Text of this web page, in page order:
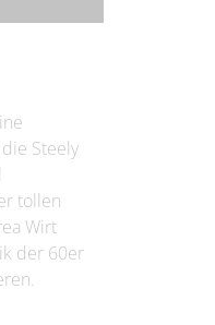
Steely
tollen
Wirt
der 60er